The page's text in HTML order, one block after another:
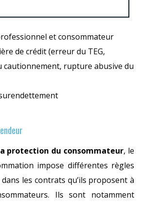
et consommateur
de crédit (erreur du TEG,
cautionnement, rupture abusive du
protection du consommateur, le
impose différentes règles
les contrats qu’ils proposent à
Ils sont notamment